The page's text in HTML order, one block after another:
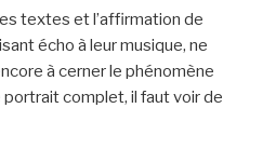
textes et l’affirmation de
écho à leur musique, ne
à cerner le phénomène
portrait complet, il faut voir de